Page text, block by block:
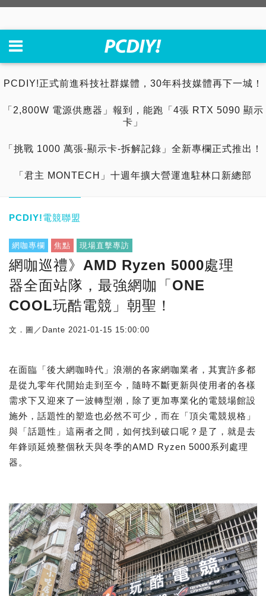
PCDIY!正式前進科技社群媒體，30年科技媒體再下一城！
「2,800W 電源供應器」報到，能跑「4張 RTX 5090 顯示
卡」
「挑戰 1000 萬張-顯示卡-拆解記錄」全新專欄正式推出！
「君主 MONTECH」十週年擴大營運進駐林口新總部
PCDIY!電競聯盟
網咖專欄 焦點 現場直擊專訪
網咖巡禮》AMD Ryzen 5000處理
器全面站隊，最強網咖「ONE
COOL玩酷電競」朝聖！
文．圖／Dante 2021-01-15 15:00:00
在面臨「後大網咖時代」浪潮的各家網咖業者，其實許多都
是從九零年代開始走到至今，隨時不斷更新與使用者的各樣
需求下又迎來了一波轉型潮，除了更加專業化的電競場館設
施外，話題性的塑造也必然不可少，而在「頂尖電競規格」
與「話題性」這兩者之間，如何找到破口呢？是了，就是去
年鋒頭延燒整個秋天與冬季的AMD Ryzen 5000系列處理
器。